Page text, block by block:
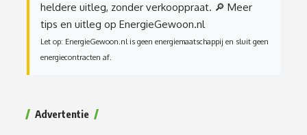
heldere uitleg, zonder verkooppraat. 🔎 Meer
tips en uitleg op EnergieGewoon.nl
Let op: EnergieGewoon.nl is geen energiemaatschappij en sluit geen
energiecontracten af.
Advertentie